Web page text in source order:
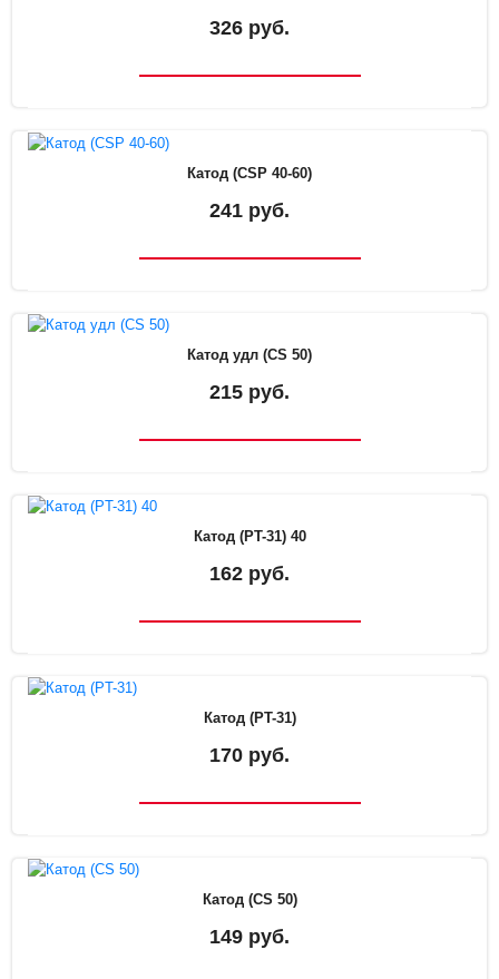
326 руб.
Катод (CSP 40-60)
241 руб.
Катод удл (CS 50)
215 руб.
Катод (PT-31) 40
162 руб.
Катод (PT-31)
170 руб.
Катод (CS 50)
149 руб.